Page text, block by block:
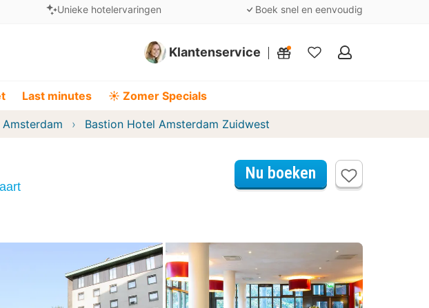
Unieke hotelervaringen Boek snel en eenvoudig
Klantenservice
Mijn
Last minutes ☀️ Zomer Specials
Bastion Hotel Amsterdam Zuidwest
Nu boeken